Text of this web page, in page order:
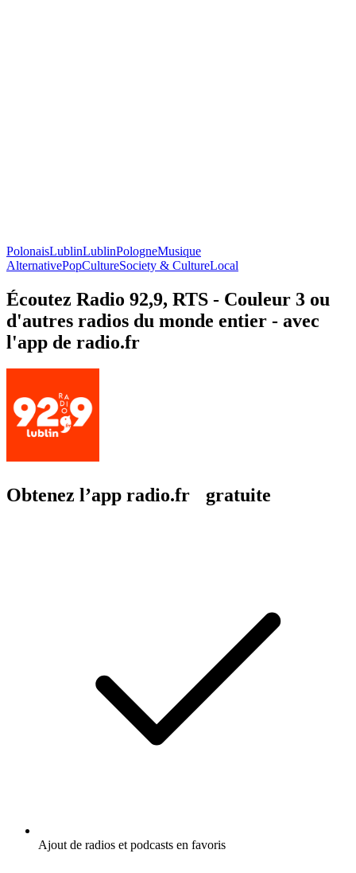
PolonaisLublinLublinPologneMusique
AlternativePopCultureSociety & CultureLocal
Écoutez Radio 92,9, RTS - Couleur 3 ou
d'autres radios du monde entier - avec
l'app de radio.fr
Obtenez l’app radio.fr gratuite
Ajout de radios et podcasts en favoris